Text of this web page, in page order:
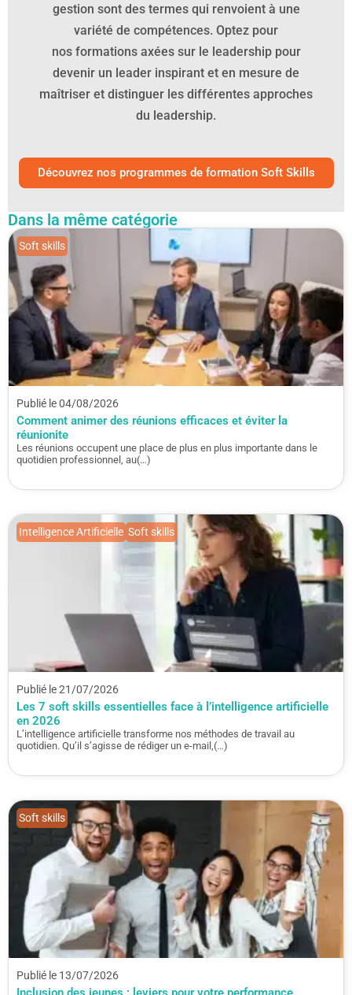
gestion sont des termes qui renvoient à une
variété de compétences. Optez pour
nos formations axées sur le leadership pour
devenir un leader inspirant et en mesure de
maîtriser et distinguer les différentes approches
du leadership.
Découvrez nos programmes de formation Soft Skills
Dans la même catégorie
Publié le 04/08/2026
Comment animer des réunions efficaces et éviter la
réunionite
Les réunions occupent une place de plus en plus importante dans le
quotidien professionnel, au(…)
Soft skills
Publié le 21/07/2026
Les 7 soft skills essentielles face à l’intelligence artificielle
en 2026
L’intelligence artificielle transforme nos méthodes de travail au
quotidien. Qu’il s’agisse de rédiger un e-mail,(…)
Intelligence Artificielle Soft skills
Publié le 13/07/2026
Soft skills